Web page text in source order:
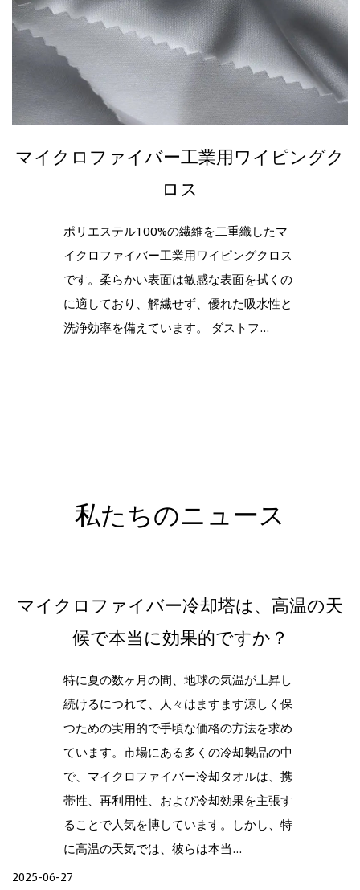
マイクロファイバー工業用ワイピングク
ロス
ポリエステル100%の繊維を二重織したマ
イクロファイバー工業用ワイピングクロス
です。柔らかい表面は敏感な表面を拭くの
に適しており、解繊せず、優れた吸水性と
洗浄効率を備えています。 ダストフ...
私たちのニュース
マイクロファイバー冷却塔は、高温の天
候で本当に効果的ですか？
特に夏の数ヶ月の間、地球の気温が上昇し
続けるにつれて、人々はますます涼しく保
つための実用的で手頃な価格の方法を求め
ています。市場にある多くの冷却製品の中
で、マイクロファイバー冷却タオルは、携
帯性、再利用性、および冷却効果を主張す
ることで人気を博しています。しかし、特
に高温の天気では、彼らは本当...
2025-06-27